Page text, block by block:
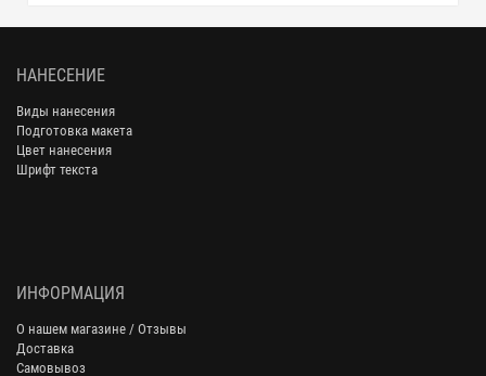
НАНЕСЕНИЕ
Виды нанесения
Подготовка макета
Цвет нанесения
Шрифт текста
ИНФОРМАЦИЯ
О нашем магазине / Отзывы
Доставка
Самовывоз